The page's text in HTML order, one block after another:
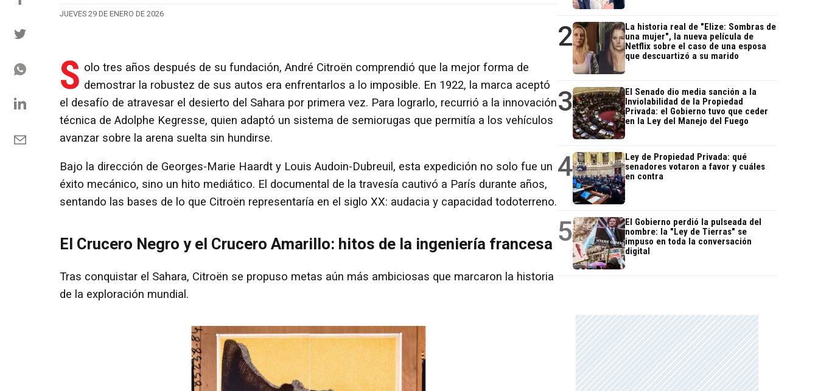
JUEVES 29 DE ENERO DE 2026
S olo tres años después de su fundación, André Citroën comprendió que la mejor forma de
demostrar la robustez de sus autos era enfrentarlos a lo imposible. En 1922, la marca aceptó
el desafío de atravesar el desierto del Sahara por primera vez. Para lograrlo, recurrió a la innovación
técnica de Adolphe Kegresse, quien adaptó un sistema de semiorugas que permitía a los vehículos
avanzar sobre la arena suelta sin hundirse.
Bajo la dirección de Georges-Marie Haardt y Louis Audoin-Dubreuil, esta expedición no solo fue un
éxito mecánico, sino un hito mediático. El documental de la travesía cautivó a París durante años,
sentando las bases de lo que Citroën representaría en el siglo XX: audacia y capacidad todoterreno.
El Crucero Negro y el Crucero Amarillo: hitos de la ingeniería francesa
Tras conquistar el Sahara, Citroën se propuso metas aún más ambiciosas que marcaron la historia
de la exploración mundial.
2
La historia real de "Elize: Sombras de
una mujer", la nueva película de
Netflix sobre el caso de una esposa
que descuartizó a su marido
3
El Senado dio media sanción a la
Inviolabilidad de la Propiedad
Privada: el Gobierno tuvo que ceder
en la Ley del Manejo del Fuego
4
Ley de Propiedad Privada: qué
senadores votaron a favor y cuáles
en contra
5
El Gobierno perdió la pulseada del
nombre: la "Ley de Tierras" se
impuso en toda la conversación
digital